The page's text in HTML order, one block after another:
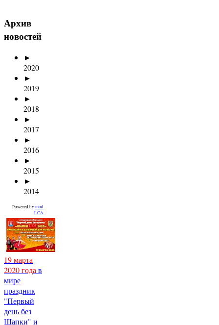
Архив
новостей
►
2020
►
2019
►
2018
►
2017
►
2016
►
2015
►
2014
Powered by mod
LCA
19 марта
2020 года в
мире
праздник
"Первый
день без
Шапки" и